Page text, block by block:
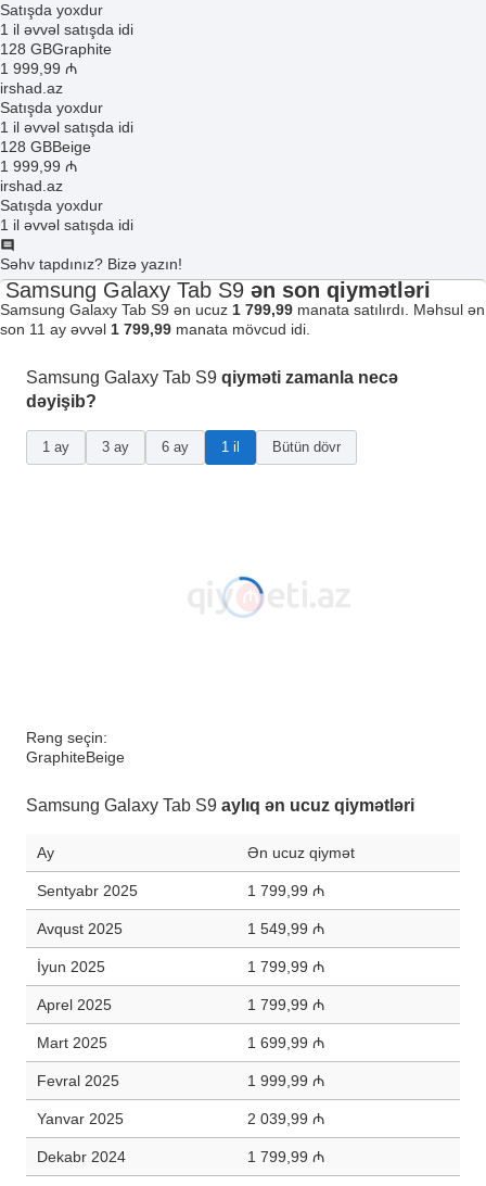
Satışda yoxdur
1 il əvvəl satışda idi
128 GBGraphite
1 999 ,99 ₼
irshad.az
Satışda yoxdur
1 il əvvəl satışda idi
128 GBBeige
1 999 ,99 ₼
irshad.az
Satışda yoxdur
1 il əvvəl satışda idi
Səhv tapdınız? Bizə yazın!
Samsung Galaxy Tab S9 ən son qiymətləri
Samsung Galaxy Tab S9 ən ucuz 1 799,99 manata satılırdı. Məhsul ən
son 11 ay əvvəl 1 799,99 manata mövcud idi.
Samsung Galaxy Tab S9 qiyməti zamanla necə
dəyişib?
1 ay 3 ay 6 ay 1 il Bütün dövr
Rəng seçin:
GraphiteBeige
Samsung Galaxy Tab S9 aylıq ən ucuz qiymətləri
Ay Ən ucuz qiymət
Sentyabr 2025 1 799,99 ₼
Avqust 2025 1 549,99 ₼
İyun 2025 1 799,99 ₼
Aprel 2025 1 799,99 ₼
Mart 2025 1 699,99 ₼
Fevral 2025 1 999,99 ₼
Yanvar 2025 2 039,99 ₼
Dekabr 2024 1 799,99 ₼